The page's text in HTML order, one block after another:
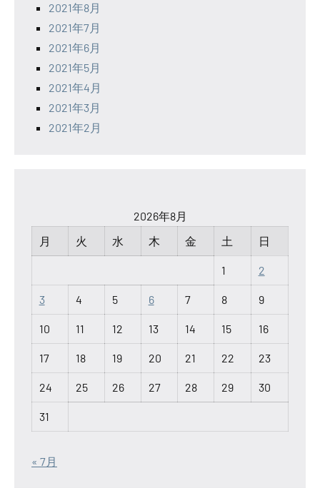
2021年8月
2021年7月
2021年6月
2021年5月
2021年4月
2021年3月
2021年2月
2026年8月
月
火 水 木 金 土 日
1 2
3 4 5 6 7 8 9
10 11 12 13 14 15 16
17 18 19 20 21 22 23
24 25 26 27 28 29 30
31
« 7月